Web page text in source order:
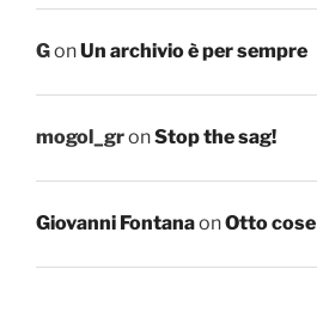
GonUn archivio è per sempre
mogol_gronStop the sag!
Giovanni FontanaonOtto